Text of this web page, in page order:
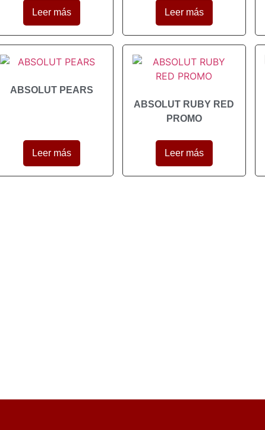
Leer más Leer más
ABSOLUT PEARS
Leer más
ABSOLUT RUBY RED
PROMO
Leer más